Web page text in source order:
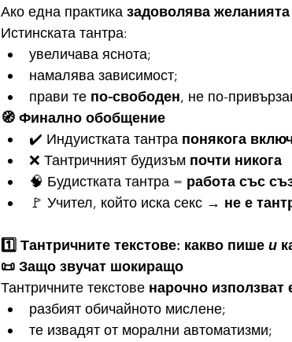
Ако една практика задоволява
Истинската тантра:
увеличава яснота;
намалява зависимост;
прави те по-свободен, не по-
🧭 Финално обобщение
✔️ Индуистката тантра понякога
❌ Тантричният будизъм почти никога
🧠 Будистката тантра = работа със
🚩 Учител, който иска секс → не е
1️⃣ Тантричните текстове: какво пише и
📜 Защо звучат шокиращо
Тантричните текстове нарочно използват
разбият обичайното мислене;
те извадят от морални автоматизми;